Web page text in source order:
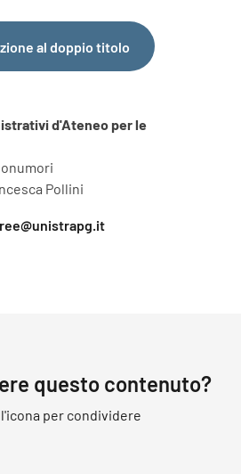
al doppio titolo
d'Ateneo per le
Pollini
questo contenuto?
per condividere